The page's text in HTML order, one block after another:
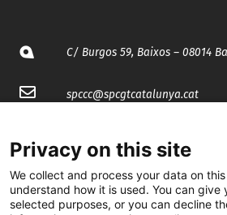
C/ Burgos 59, Baixos – 08014
spccc@spcgtcatalunya.cat
@CGTCatalunya
Privacy on this site
We collect and process your data on
understand how it is used. You can give
selected purposes, or you can decline